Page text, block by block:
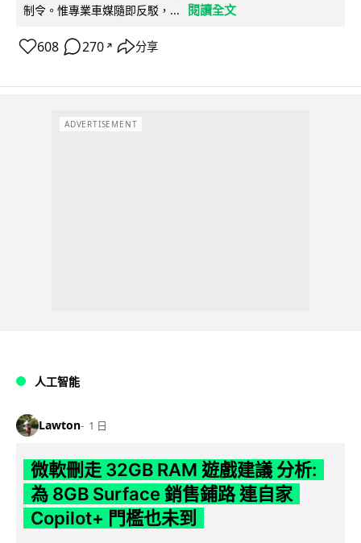
制令。惟專業車媒隨即反駁，...
閱讀全文
608 270 ↗ 分享
ADVERTISEMENT
人工智能
Lawton 1 日
微軟刪走 32GB RAM 遊戲建議 分析:
為 8GB Surface 銷售鋪路 連自家
Copilot+ 門檻也未到